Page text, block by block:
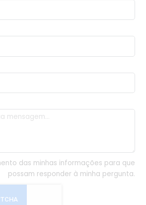
das minhas informações para que
possam responder à minha pergunta.